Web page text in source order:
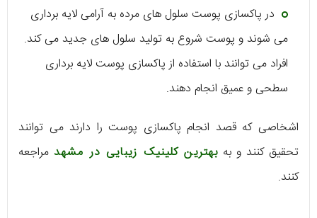
در پاکسازی پوست سلول های مرده به آرامی لایه برداری
می شوند و پوست شروع به تولید سلول های جدید می کند.
افراد می توانند با استفاده از پاکسازی پوست لایه برداری
سطحی و عمیق انجام دهند.
اشخاصی که قصد انجام پاکسازی پوست را دارند می توانند
تحقیق کنند و به بهترین کلینیک زیبایی در مشهد مراجعه
کنند.